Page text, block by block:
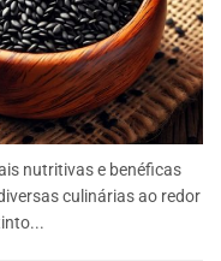
nutritivas e benéficas
culinárias ao redor